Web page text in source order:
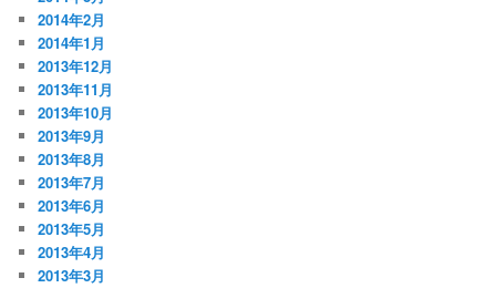
2014年2月
2014年1月
2013年12月
2013年11月
2013年10月
2013年9月
2013年8月
2013年7月
2013年6月
2013年5月
2013年4月
2013年3月